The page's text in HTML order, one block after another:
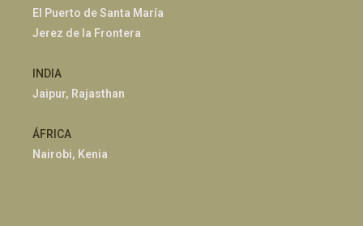
El Puerto de Santa María
Jerez de la Frontera
INDIA
Jaipur, Rajasthan
ÁFRICA
Nairobi, Kenia